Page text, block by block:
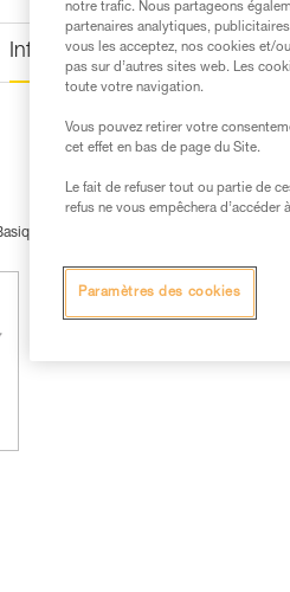
Informations techniques
notre trafic. Nous partageons
partenaires analytiques,
vous les acceptez, nos cookies et/
pas sur d’autres sites web. Les
toute votre navigation.
Vous pouvez retirer votre
cet effet en bas de page du Site.
Le fait de refuser tout ou partie de
refus ne vous empêchera d’accéder
Paramètres des cookies